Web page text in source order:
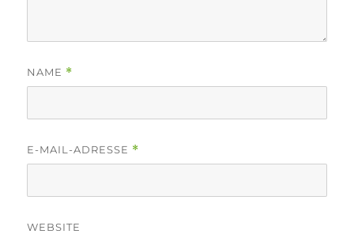
NAME *
E-MAIL-ADRESSE *
WEBSITE